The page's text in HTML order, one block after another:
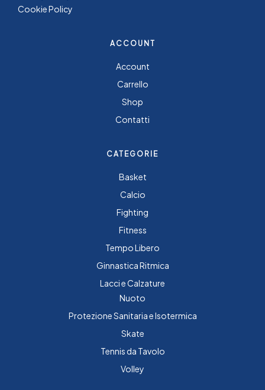
Cookie Policy
ACCOUNT
Account
Carrello
Shop
Contatti
CATEGORIE
Basket
Calcio
Fighting
Fitness
Tempo Libero
Ginnastica Ritmica
Lacci e Calzature
Nuoto
Protezione Sanitaria e Isotermica
Skate
Tennis da Tavolo
Volley